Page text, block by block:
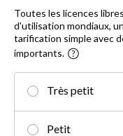
Toutes les licences
d'utilisation mondiaux,
tarification simple avec
importants.
Très petit
Petit